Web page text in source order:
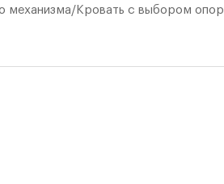
механизма/ Кровать с выбором опор